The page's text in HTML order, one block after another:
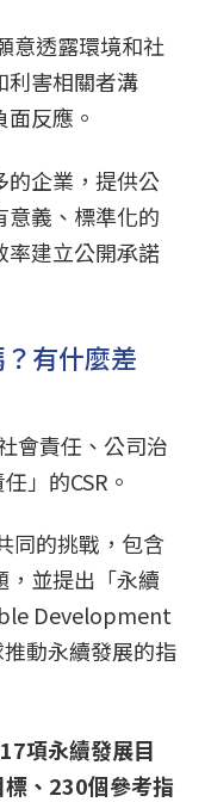
意透露環境和社
利害相關者溝
反應。
的企業，提供公
意義、標準化的
率建立公開承諾
？有什麼差
會責任、公司治
」的CSR。
同的挑戰，包含
，並提出「永續
Development
動永續發展的指
項永續發展目
、230個參考指